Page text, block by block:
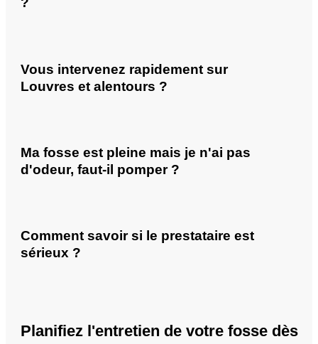
Vous intervenez rapidement sur
Louvres et alentours ?
Ma fosse est pleine mais je n'ai pas
d'odeur, faut-il pomper ?
Comment savoir si le prestataire est
sérieux ?
Planifiez l'entretien de votre fosse dès